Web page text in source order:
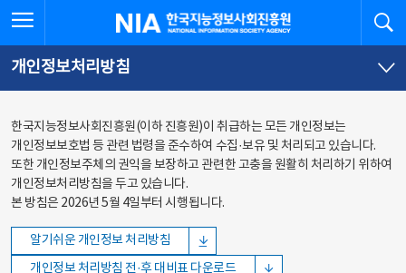
바로가기
바로가기
한국지능정보사회진흥원
개인정보처리방침
한국지능정보사회진흥원(이하 진흥원)이 취급하는 모든 개인정보는
개인정보보호법 등 관련 법령을 준수하여 수집·보유 및 처리되고 있습니다.
또한 개인정보주체의 권익을 보장하고 관련한 고충을 원활히 처리하기 위하여
개인정보처리방침을 두고 있습니다.
본 방침은 2026년 5월 4일부터 시행됩니다.
알기쉬운 개인정보 처리방침
개인정보 처리방침 전·후 대비표 다운로드